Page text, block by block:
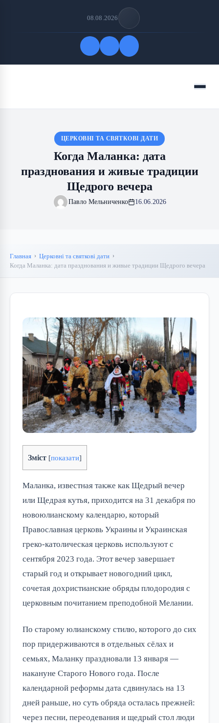
08.08.2026
Меню
ЦЕРКОВНІ ТА СВЯТКОВІ ДАТИ
Когда Маланка: дата
празднования и живые традиции
Щедрого вечера
Павло Мельниченко 16.06.2026
Главная
Церковні та святкові дати
Когда Маланка: дата празднования и живые традиции Щедрого вечера
Зміст [показати]
Маланка, известная также как Щедрый вечер
или Щедрая кутья, приходится на 31 декабря по
новоюлианскому календарю, который
Православная церковь Украины и Украинская
греко-католическая церковь используют с
сентября 2023 года. Этот вечер завершает
старый год и открывает новогодний цикл,
сочетая дохристианские обряды плодородия с
церковным почитанием преподобной Мелании.
По старому юлианскому стилю, которого до сих
пор придерживаются в отдельных сёлах и
семьях, Маланку праздновали 13 января —
накануне Старого Нового года. После
календарной реформы дата сдвинулась на 13
дней раньше, но суть обряда осталась прежней:
через песни, переодевания и щедрый стол люди